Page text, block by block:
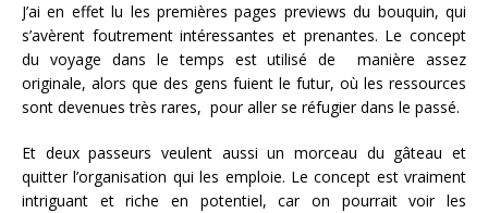
J’ai en effet lu les premières pages previews du bouquin, qui
s’avèrent foutrement intéressantes et prenantes. Le concept
du voyage dans le temps est utilisé de manière assez
originale, alors que des gens fuient le futur, où les ressources
sont devenues très rares, pour aller se réfugier dans le passé.
Et deux passeurs veulent aussi un morceau du gâteau et
quitter l’organisation qui les emploie. Le concept est vraiment
intriguant et riche en potentiel, car on pourrait voir les